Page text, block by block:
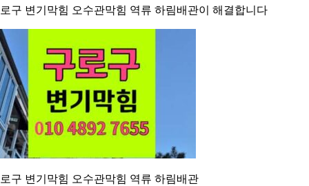
구 변기막힘 오수관막힘 역류 하림배관이 해결합니다
구 변기막힘 오수관막힘 역류 하림배관